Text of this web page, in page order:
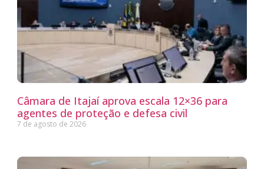
Câmara de Itajaí aprova escala 12×36 para
agentes de proteção e defesa civil
7 de agosto de 2026